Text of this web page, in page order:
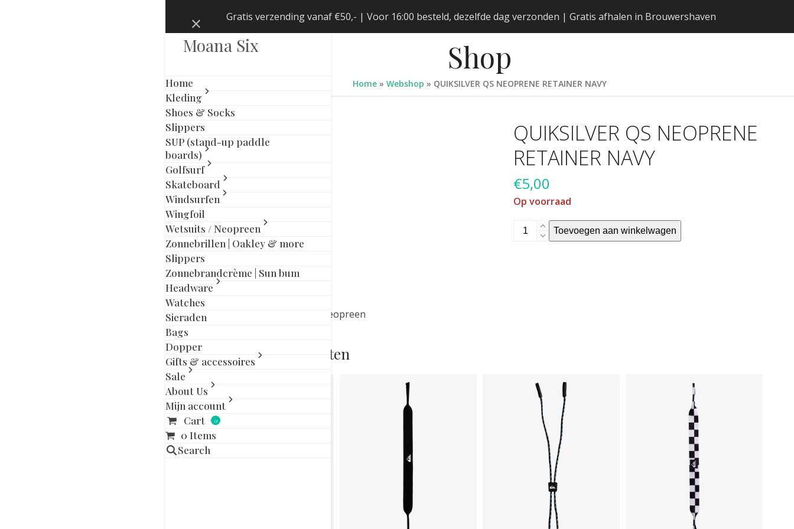
Gratis verzending vanaf €50,- | Voor 16:00 besteld, dezelfde dag verzonden | Gratis afhalen in Brouwershaven
Negeren
Moana Six
Home
Kleding
Shoes & Socks
Slippers
SUP (stand-up paddle
boards)
Golfsurf
Skateboard
Windsurfen
Wingfoil
Wetsuits / Neopreen
Zonnebrillen | Oakley & more
Slippers
Zonnebrandcrème | Sun bum
Headware
Watches
Sieraden
Bags
Dopper
Gifts & accessoires
Sale
About Us
Mijn account
Cart
0
0 Items
Search
Shop
Home » Webshop » QUIKSILVER QS NEOPRENE RETAINER NAVY
QUIKSILVER QS NEOPRENE
RETAINER NAVY
€5,00
Op voorraad
QUIKSILVERToevoegen aan winkelwagen
Beschrijving
Band voor zonnebrillen van neopreen
Gerelateerde producten